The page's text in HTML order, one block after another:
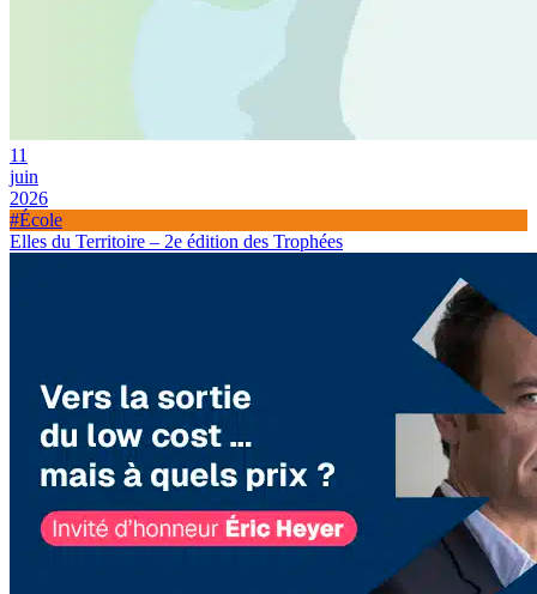
11
juin
2026
#École
Elles du Territoire – 2e édition des Trophées